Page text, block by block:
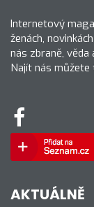
Internetový
ženách,
nás zbraně, věda
Najít nás můžete
AKTUÁLNĚ